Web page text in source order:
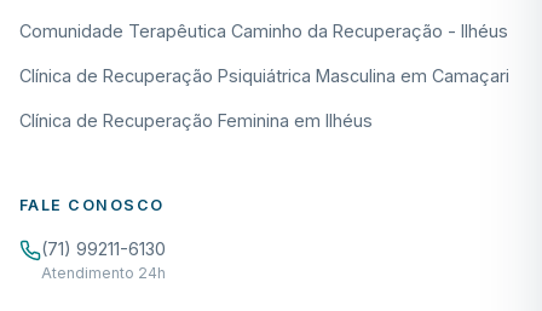
Comunidade Terapêutica Caminho da Recuperação - Ilhéus
Clínica de Recuperação Psiquiátrica Masculina em Camaçari
Clínica de Recuperação Feminina em Ilhéus
FALE CONOSCO
(71) 99211-6130
Atendimento 24h